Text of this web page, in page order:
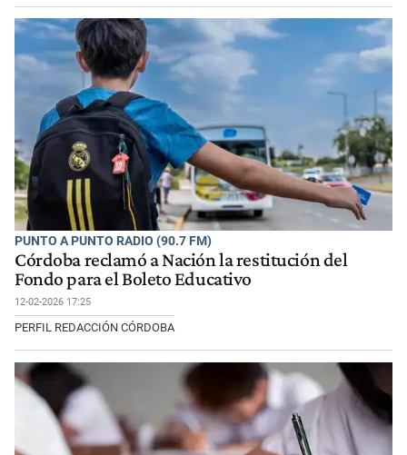
PUNTO A PUNTO RADIO (90.7 FM)
Córdoba reclamó a Nación la restitución del
Fondo para el Boleto Educativo
12-02-2026 17:25
PERFIL REDACCIÓN CÓRDOBA